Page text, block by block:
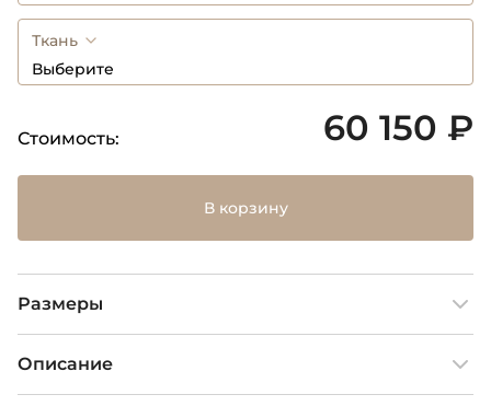
Ткань
Выберите
Стоимость: 60 150 ₽
В корзину
Размеры
Описание